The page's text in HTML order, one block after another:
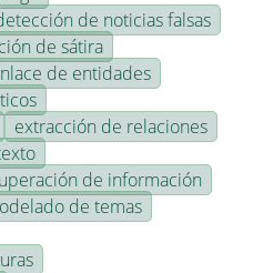
de noticias falsas
de sátira
de entidades
extracción de relaciones
de información
de temas